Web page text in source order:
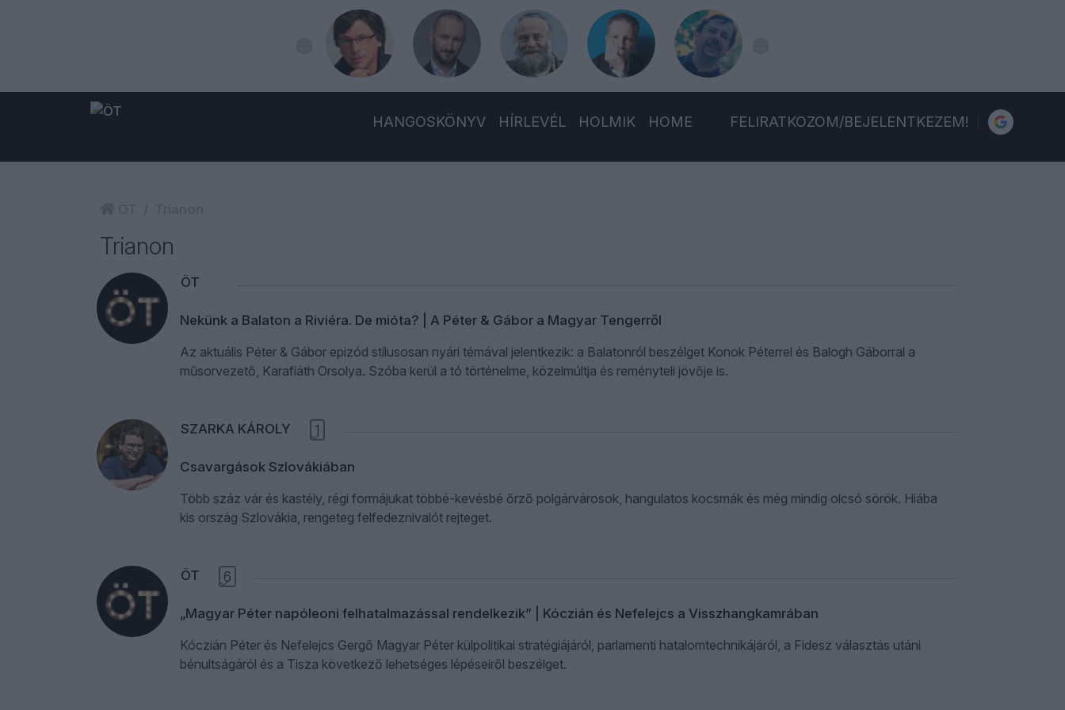
HANGOSKÖNYV HÍRLEVÉL HOLMIK HOME FELIRATKOZOM/BEJELENTKEZEM!
Trianon
ÖT
Nekünk a Balaton a Riviéra. De mióta? | A Péter & Gábor a Magyar Tengerről
Az aktuális Péter & Gábor epizód stílusosan nyári témával jelentkezik: a Balatonról beszélget Konok Péterrel és Balogh Gáborral a
műsorvezető, Karafiáth Orsolya. Szóba kerül a tó történelme, közelmúltja és reményteli jövője is.
SZARKA KÁROLY 1
Csavargások Szlovákiában
Több száz vár és kastély, régi formájukat többé-kevésbé őrző polgárvárosok, hangulatos kocsmák és még mindig olcsó sörök. Hiába
kis ország Szlovákia, rengeteg felfedeznivalót rejteget.
ÖT 6
„Magyar Péter napóleoni felhatalmazással rendelkezik” | Kóczián és Nefelejcs a Visszhangkamrában
Kóczián Péter és Nefelejcs Gergő Magyar Péter külpolitikai stratégiájáról, parlamenti hatalomtechnikájáról, a Fidesz választás utáni
bénultságáról és a Tisza következő lehetséges lépéseiről beszélget.